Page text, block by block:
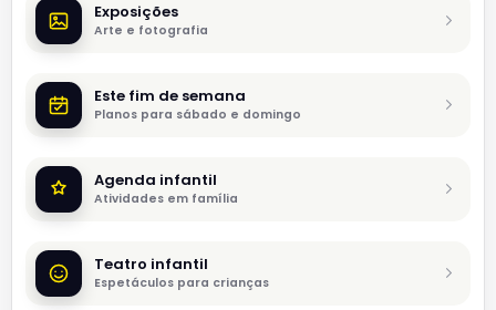
Exposições
Arte e fotografia
Este fim de semana
Planos para sábado e domingo
Agenda infantil
Atividades em família
Teatro infantil
Espetáculos para crianças